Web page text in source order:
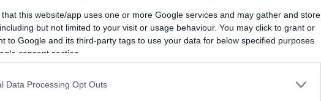
that this website/app uses one or more Google services and may gather and store
but not limited to your visit or usage behaviour. You may click to grant or
to Google and its third-party tags to use your data for below specified purposes
consent section.
Data Processing Opt Outs
και επειδή έχω κάποια χρόνια στην
τη δική μου στάση, να συμβάλλω σε αυτό. Ας
αλλά δεν υπάρχει λόγος όταν γίνεται